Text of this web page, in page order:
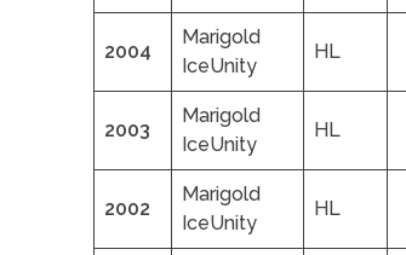
2004
Marigold
IceUnity
HL
2003
Marigold
IceUnity
HL
2002
Marigold
IceUnity
HL